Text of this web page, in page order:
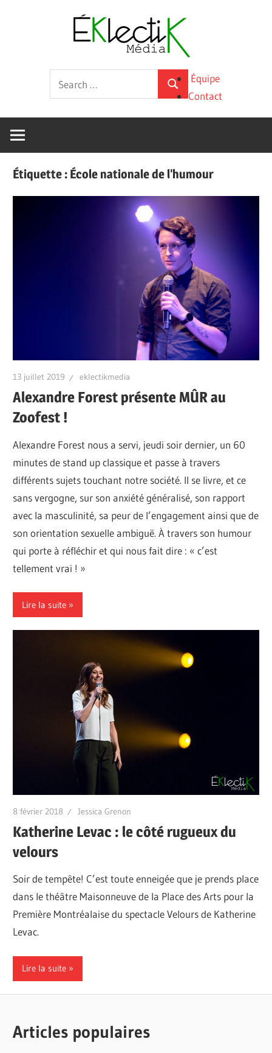
toutes
ses
formes
for:
Search
Équipe
Contact
Étiquette : École nationale de l’humour
13 juillet 2019 eklectikmedia
Alexandre Forest présente MÛR au
Zoofest !
Alexandre Forest nous a servi, jeudi soir dernier, un 60
minutes de stand up classique et passe à travers
différents sujets touchant notre société. Il se livre, et ce
sans vergogne, sur son anxiété généralisé, son rapport
avec la masculinité, sa peur de l’engagement ainsi que de
son orientation sexuelle ambiguë. À travers son humour
qui porte à réfléchir et qui nous fait dire : « c’est
tellement vrai ! »
Lire la suite
8 février 2018 Jessica Grenon
Katherine Levac : le côté rugueux du
velours
Soir de tempête! C’est toute enneigée que je prends place
dans le théâtre Maisonneuve de la Place des Arts pour la
Première Montréalaise du spectacle Velours de Katherine
Levac.
Lire la suite
Articles populaires